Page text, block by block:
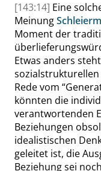
[143:14] Eine
Meinung
Moment der
Etwas anders
sozialstrukturellen
Rede vom “
könnten die
verantwortenden
Beziehungen
idealistischen
geleitet ist, die
Beziehung sei